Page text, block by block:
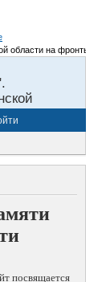
области на фронты
посвящается